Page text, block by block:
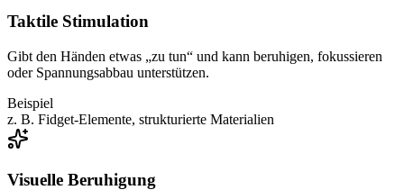
Taktile Stimulation
Gibt den Händen etwas „zu tun“ und kann beruhigen, fokussieren
oder Spannungsabbau unterstützen.
Beispiel
z. B. Fidget-Elemente, strukturierte Materialien
Visuelle Beruhigung